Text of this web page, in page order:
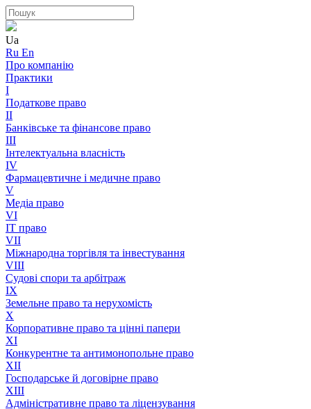
Ua
Ru En
Про компанію
Практики
I
Податкове право
II
Банківське та фінансове право
III
Інтелектуальна власність
IV
Фармацевтичне і медичне право
V
Медіа право
VI
IT право
VII
Міжнародна торгівля та інвестування
VIII
Судові спори та арбітраж
IX
Земельне право та нерухомість
X
Корпоративне право та цінні папери
XI
Конкурентне та антимонопольне право
XII
Господарське й договірне право
XIII
Адмiнiстративне право та лiцензування